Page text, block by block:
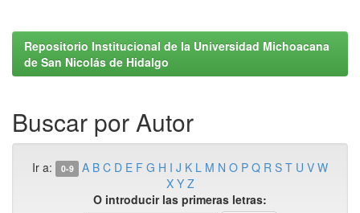
Repositorio Institucional de la Universidad Michoacana
de San Nicolás de Hidalgo
Buscar por Autor
Ir a: 0-9 A B C D E F G H I J K L M N O P Q R S T U V W
X Y Z
O introducir las primeras letras: